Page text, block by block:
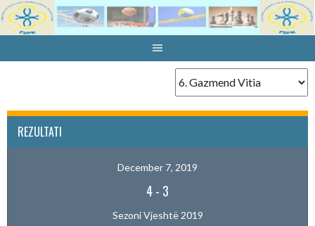
Skip
to
REZULTATI
December 7, 2019
4- 3
Sezoni Vjeshtë 2019